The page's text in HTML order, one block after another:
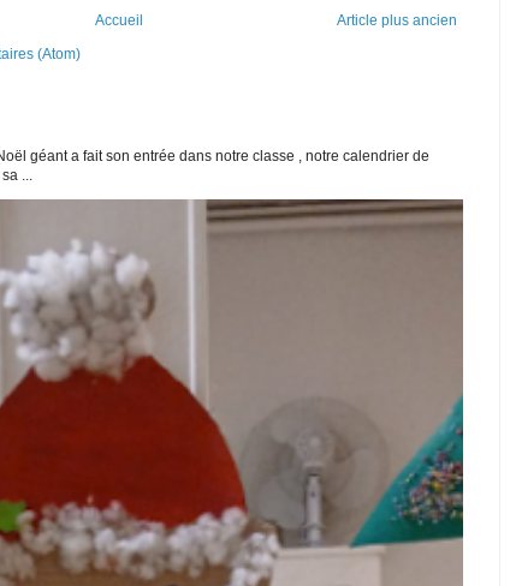
Article plus ancien
Accueil
(Atom)
géant a fait son entrée dans notre classe , notre calendrier de
...